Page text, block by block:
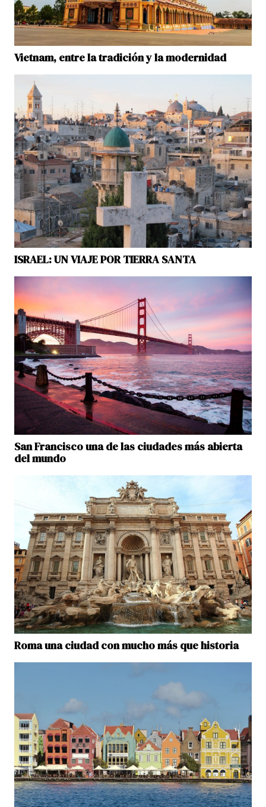
Vietnam, entre la tradición y la modernidad
ISRAEL: UN VIAJE POR TIERRA SANTA
San Francisco una de las ciudades más abierta
del mundo
Roma una ciudad con mucho más que historia